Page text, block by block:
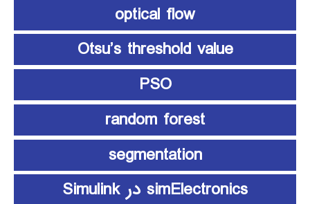
optical flow
Otsu’s threshold value
PSO
random forest
segmentation
simElectronics در Simulink